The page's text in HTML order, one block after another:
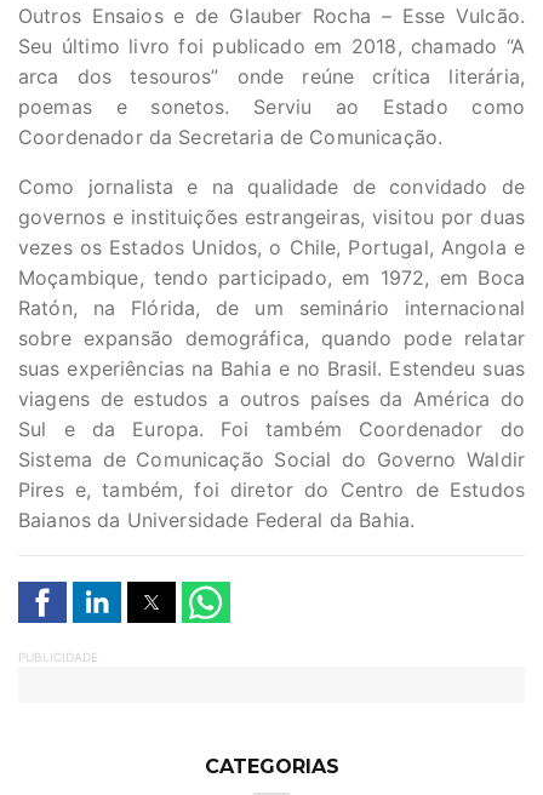
Outros Ensaios e de Glauber Rocha – Esse Vulcão.
Seu último livro foi publicado em 2018, chamado “A
arca dos tesouros” onde reúne crítica literária,
poemas e sonetos. Serviu ao Estado como
Coordenador da Secretaria de Comunicação.
Como jornalista e na qualidade de convidado de
governos e instituições estrangeiras, visitou por duas
vezes os Estados Unidos, o Chile, Portugal, Angola e
Moçambique, tendo participado, em 1972, em Boca
Ratón, na Flórida, de um seminário internacional
sobre expansão demográfica, quando pode relatar
suas experiências na Bahia e no Brasil. Estendeu suas
viagens de estudos a outros países da América do
Sul e da Europa. Foi também Coordenador do
Sistema de Comunicação Social do Governo Waldir
Pires e, também, foi diretor do Centro de Estudos
Baianos da Universidade Federal da Bahia.
PUBLICIDADE
CATEGORIAS